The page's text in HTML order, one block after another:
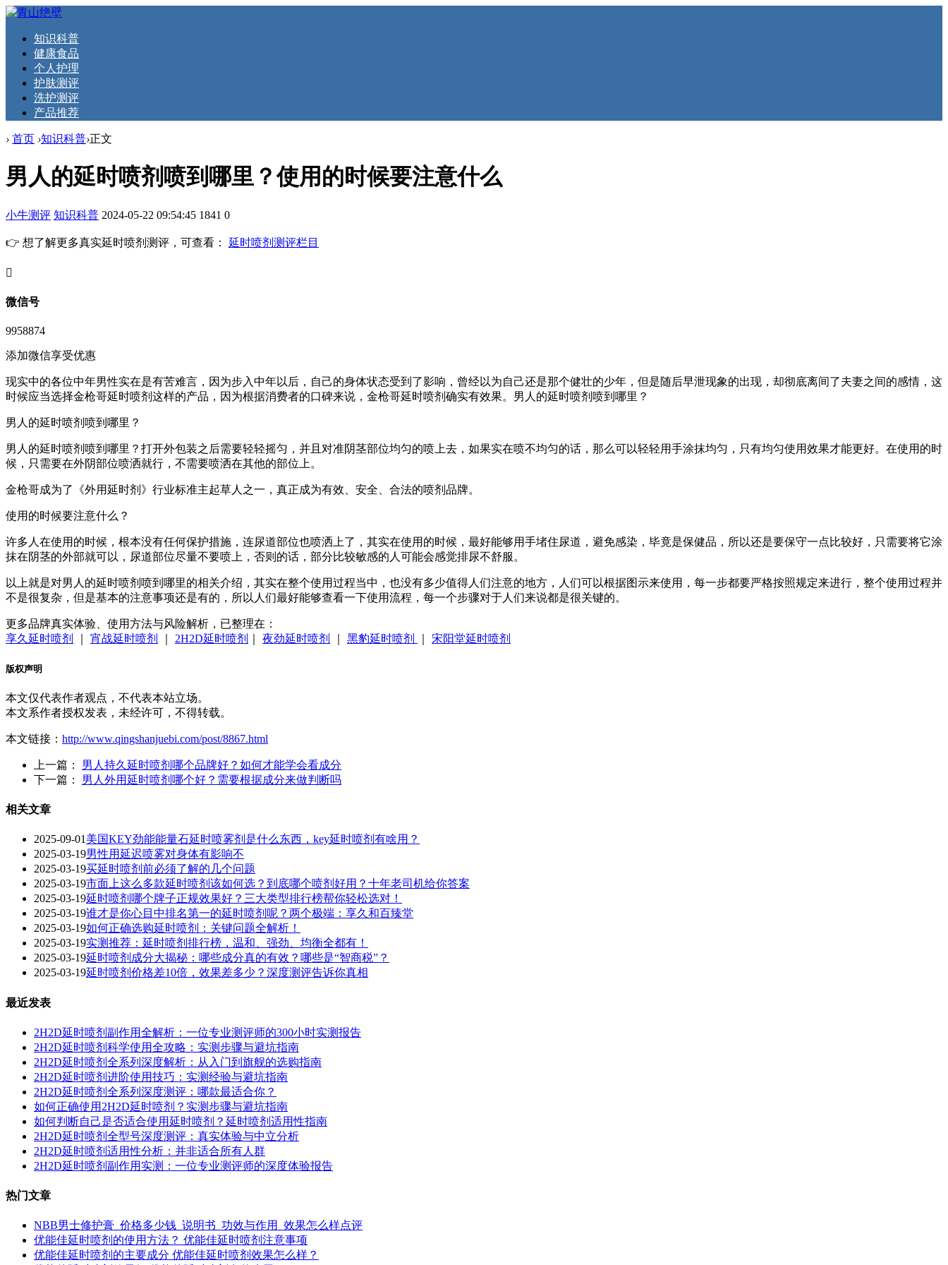
知识科普
健康食品
个人护理
护肤测评
洗护测评
产品推荐
› 首页 ›知识科普›正文
男人的延时喷剂喷到哪里？使用的时候要注意什么
小牛测评 知识科普 2024-05-22 09:54:45 1841 0
👉 想了解更多真实延时喷剂测评，可查看： 延时喷剂测评栏目
󦘖
微信号
9958874
添加微信享受优惠
现实中的各位中年男性实在是有苦难言，因为步入中年以后，自己的身体状态受到了影响，曾经以为自己还是那个健壮的少年，但是随后早泄现象的出现，却彻底离间了夫妻之间的感情，这
时候应当选择金枪哥延时喷剂这样的产品，因为根据消费者的口碑来说，金枪哥延时喷剂确实有效果。男人的延时喷剂喷到哪里？
男人的延时喷剂喷到哪里？
男人的延时喷剂喷到哪里？打开外包装之后需要轻轻摇匀，并且对准阴茎部位均匀的喷上去，如果实在喷不均匀的话，那么可以轻轻用手涂抹均匀，只有均匀使用效果才能更好。在使用的时
候，只需要在外阴部位喷洒就行，不需要喷洒在其他的部位上。
金枪哥成为了《外用延时剂》行业标准主起草人之一，真正成为有效、安全、合法的喷剂品牌。
使用的时候要注意什么？
许多人在使用的时候，根本没有任何保护措施，连尿道部位也喷洒上了，其实在使用的时候，最好能够用手堵住尿道，避免感染，毕竟是保健品，所以还是要保守一点比较好，只需要将它涂
抹在阴茎的外部就可以，尿道部位尽量不要喷上，否则的话，部分比较敏感的人可能会感觉排尿不舒服。
以上就是对男人的延时喷剂喷到哪里的相关介绍，其实在整个使用过程当中，也没有多少值得人们注意的地方，人们可以根据图示来使用，每一步都要严格按照规定来进行，整个使用过程并
不是很复杂，但是基本的注意事项还是有的，所以人们最好能够查看一下使用流程，每一个步骤对于人们来说都是很关键的。
更多品牌真实体验、使用方法与风险解析，已整理在：
享久延时喷剂
宵战延时喷剂 2H2D延时喷剂 夜劲延时喷剂 黑豹延时喷剂 宋阳堂延时喷剂
版权声明
本文仅代表作者观点，不代表本站立场。
本文系作者授权发表，未经许可，不得转载。
本文链接： http://www.qingshanjuebi.com/post/8867.html
上一篇： 男人持久延时喷剂哪个品牌好？如何才能学会看成分
下一篇： 男人外用延时喷剂哪个好？需要根据成分来做判断吗
相关文章
2025-09-01 美国KEY劲能能量石延时喷雾剂是什么东西，key延时喷剂有啥用？
2025-03-19男性用延迟喷雾对身体有影响不
2025-03-19买延时喷剂前必须了解的几个问题
2025-03-19市面上这么多款延时喷剂该如何选？到底哪个喷剂好用？十年老司机给你答案
2025-03-19延时喷剂哪个牌子正规效果好？三大类型排行榜帮你轻松选对！
2025-03-19谁才是你心目中排名第一的延时喷剂呢？两个极端：享久和百臻堂
2025-03-19如何正确选购延时喷剂：关键问题全解析！
2025-03-19实测推荐：延时喷剂排行榜，温和、强劲、均衡全都有！
2025-03-19延时喷剂成分大揭秘：哪些成分真的有效？哪些是“智商税”？
2025-03-19延时喷剂价格差10倍，效果差多少？深度测评告诉你真相
最近发表
2H2D延时喷剂副作用全解析：一位专业测评师的300小时实测报告
2H2D延时喷剂科学使用全攻略：实测步骤与避坑指南
2H2D延时喷剂全系列深度解析：从入门到旗舰的选购指南
2H2D延时喷剂进阶使用技巧：实测经验与避坑指南
2H2D延时喷剂全系列深度测评：哪款最适合你？
如何正确使用2H2D延时喷剂？实测步骤与避坑指南
如何判断自己是否适合使用延时喷剂？延时喷剂适用性指南
2H2D延时喷剂全型号深度测评：真实体验与中立分析
2H2D延时喷剂适用性分析：并非适合所有人群
2H2D延时喷剂副作用实测：一位专业测评师的深度体验报告
热门文章
NBB男士修护膏_价格多少钱_说明书_功效与作用_效果怎么样点评
优能佳延时喷剂的使用方法？ 优能佳延时喷剂注意事项
优能佳延时喷剂的主要成分 优能佳延时喷剂效果怎么样？